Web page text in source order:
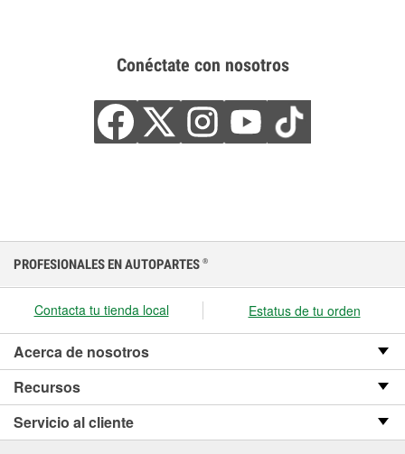
Conéctate con nosotros
PROFESIONALES EN AUTOPARTES ®
Contacta tu tienda local Estatus de tu orden
Acerca de nosotros
Recursos
Servicio al cliente